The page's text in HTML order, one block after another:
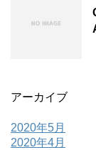
アーカイブ
2020年5月
2020年4月